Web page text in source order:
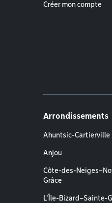
Créer mon compte
Arrondissements
Ahuntsic-Cartierville
Anjou
Côte-des-
Grâce
L'Île-Bizard–Sainte-